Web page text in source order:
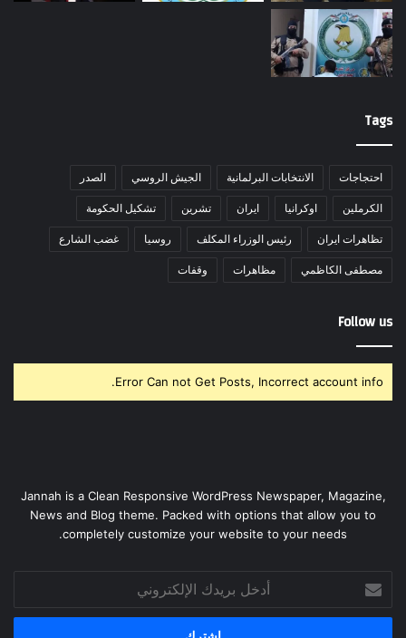
Tags
احتجاجات الانتخابات البرلمانية الجيش الروسي الصدر
الكرملين اوكرانيا ايران تشرين تشكيل الحكومة
تظاهرات ايران رئيس الوزراء المكلف روسيا غضب الشارع
مصطفى الكاظمي مظاهرات وقفات
Follow us
Error Can not Get Posts, Incorrect account info.
Jannah is a Clean Responsive WordPress Newspaper, Magazine,
News and Blog theme. Packed with options that allow you to
completely customize your website to your needs.
بريدك
الإلكتروني